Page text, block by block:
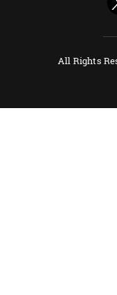
All Rights